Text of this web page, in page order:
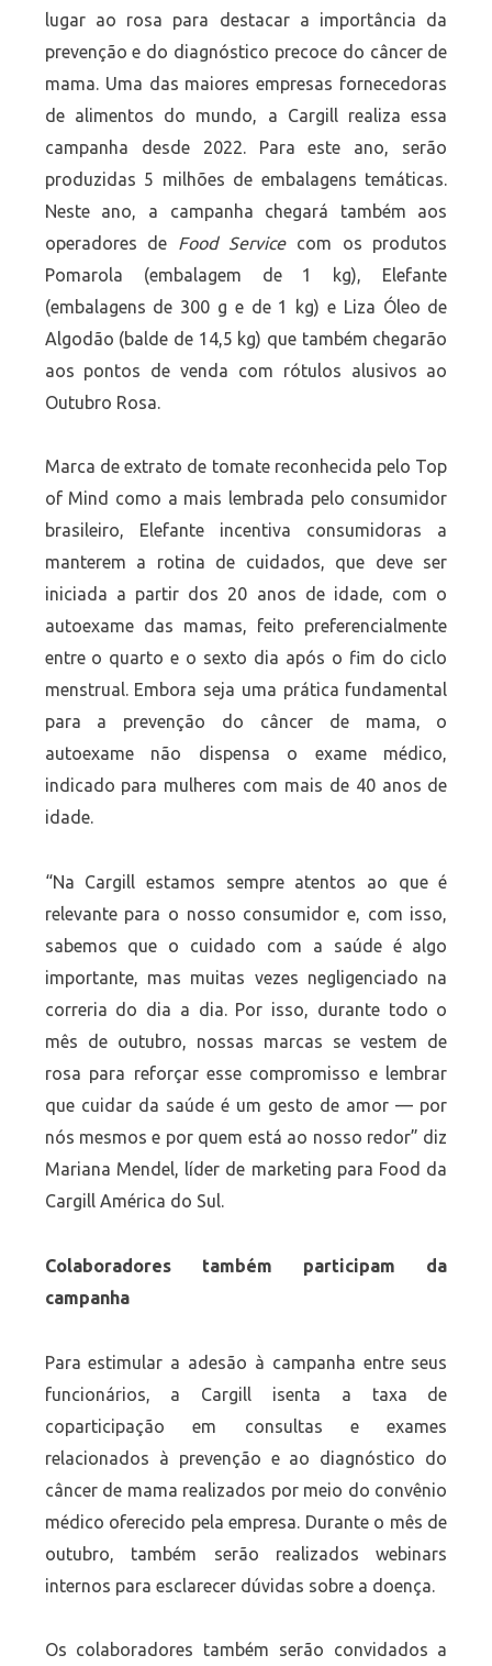
lugar ao rosa para destacar a importância da
prevenção e do diagnóstico precoce do câncer de
mama. Uma das maiores empresas fornecedoras
de alimentos do mundo, a Cargill realiza essa
campanha desde 2022. Para este ano, serão
produzidas 5 milhões de embalagens temáticas.
Neste ano, a campanha chegará também aos
operadores de Food Servicecom os produtos
Pomarola (embalagem de 1 kg), Elefante
(embalagens de 300 g e de 1 kg) e Liza Óleo de
Algodão (balde de 14,5 kg) que também chegarão
aos pontos de venda com rótulos alusivos ao
Outubro Rosa.
Marca de extrato de tomate reconhecida pelo Top
of Mind como a mais lembrada pelo consumidor
brasileiro, Elefante incentiva consumidoras a
manterem a rotina de cuidados, que deve ser
iniciada a partir dos 20 anos de idade, com o
autoexame das mamas, feito preferencialmente
entre o quarto e o sexto dia após o fim do ciclo
menstrual. Embora seja uma prática fundamental
para a prevenção do câncer de mama, o
autoexame não dispensa o exame médico,
indicado para mulheres com mais de 40 anos de
idade.
“Na Cargill estamos sempre atentos ao que é
relevante para o nosso consumidor e, com isso,
sabemos que o cuidado com a saúde é algo
importante, mas muitas vezes negligenciado na
correria do dia a dia. Por isso, durante todo o
mês de outubro, nossas marcas se vestem de
rosa para reforçar esse compromisso e lembrar
que cuidar da saúde é um gesto de amor — por
nós mesmos e por quem está ao nosso redor” diz
Mariana Mendel, líder de marketing para Food da
Cargill América do Sul.
Colaboradores também participam da
campanha
Para estimular a adesão à campanha entre seus
funcionários, a Cargill isenta a taxa de
coparticipação em consultas e exames
relacionados à prevenção e ao diagnóstico do
câncer de mama realizados por meio do convênio
médico oferecido pela empresa. Durante o mês de
outubro, também serão realizados webinars
internos para esclarecer dúvidas sobre a doença.
Os colaboradores também serão convidados a